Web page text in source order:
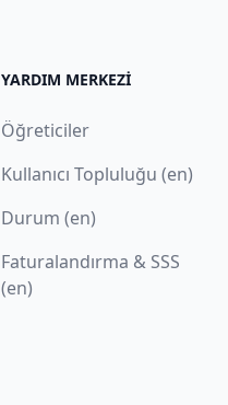
YARDIM MERKEZI
Öğreticiler
Kullanıcı Topluluğu (en)
Durum (en)
Faturalandırma & SSS
(en)